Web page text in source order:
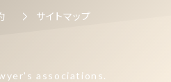
サイトマップ
associations.